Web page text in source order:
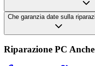
Che garanzia date sulla
Riparazione PC